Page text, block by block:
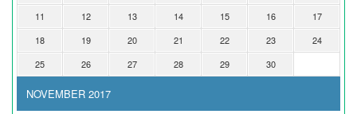
NOVEMBER 2017
11
12 13 14 15 16
17
18
19 20 21 22 23
24
25
26 27 28 29 30